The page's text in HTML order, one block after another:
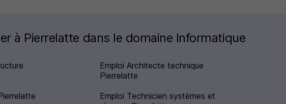
à Pierrelatte dans le domaine Informatique
Emploi Architecte technique
Pierrelatte
Emploi Technicien systèmes et